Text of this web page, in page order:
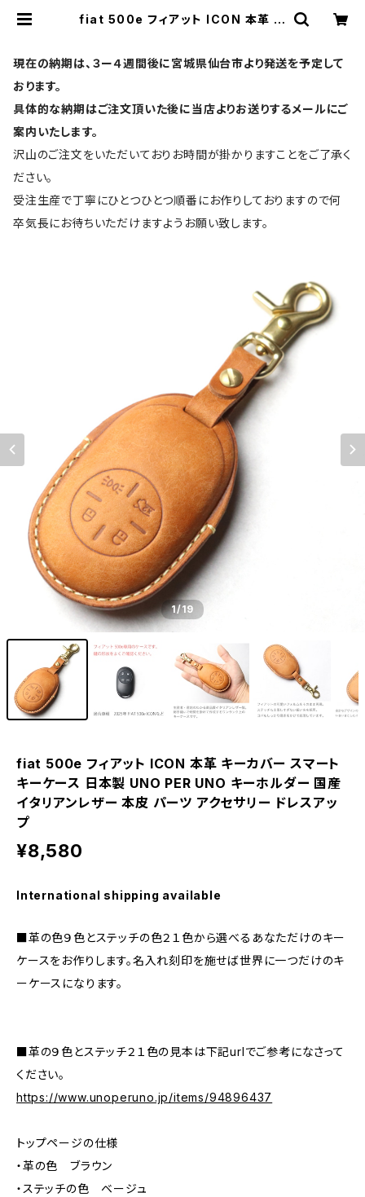
fiat 500e フィアット ICON 本革 キ
イタリアンレザー 本皮 パーツ アクセ
サリー ドレスアップ | UNO PER UN
現在の納期は、３ー４週間後に宮城県仙台市より発送を予定して
おります。
具体的な納期はご注文頂いた後に当店よりお送りするメールにご
案内いたします。
沢山のご注文をいただいておりお時間が掛かりますことをご了承く
ださい。
受注生産で丁寧にひとつひとつ順番にお作りしておりますので何
卒気長にお待ちいただけますようお願い致します。
1/19
fiat 500e フィアット ICON 本革 キーカバー スマート
キーケース 日本製 UNO PER UNO キーホルダー 国産
イタリアンレザー 本皮 パーツ アクセサリー ドレスアッ
プ
¥8,580
International shipping available
■革の色９色とステッチの色２１色から選べるあなただけのキー
ケースをお作りします。名入れ刻印を施せば世界に一つだけのキ
ーケースになります。
■革の９色とステッチ２１色の見本は下記urlでご参考になさって
ください。
https://www.unoperuno.jp/items/94896437
トップページの仕様
・革の色 ブラウン
・ステッチの色 ベージュ